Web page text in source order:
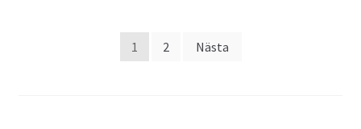
Sidnumrering
1 2 Nästa